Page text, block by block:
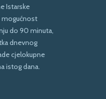
Istarske
mogućnost
do 90 minuta,
dnevnog
cjelokupne
istog dana.